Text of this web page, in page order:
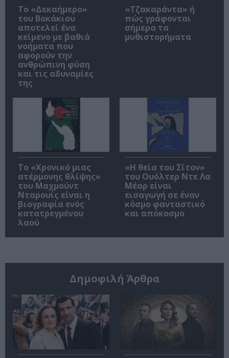
Το «Δεκαήμερο»
του Βοκάκιου
αποτελεί ένα
κείμενο με βαθιά
νοήματα που
αφορούν την
ανθρώπινη φύση
και τις αδυναμίες
της
«Τζακαράντα» ή
πώς γράφονται
σήμερα τα
μυθιστορήματα
Το «Χρονικό μιας
ατέρμονης θλίψης»
του Μαχμούντ
Νταρουίς είναι η
βιογραφία ενός
κατατρεγμένου
λαού
«Η θεία του Σίτον»
του Ουόλτερ Ντε Λα
Μέαρ είναι
εισαγωγή σε έναν
κόσμο φανταστικό
και απόκοσμο
Δημοφιλή Άρθρα